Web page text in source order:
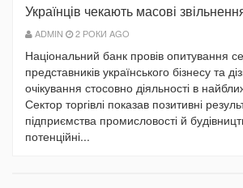
Українців чекають масові
ADMIN 2 РОКИ AGO
Національний банк провів опитування
представників українського бізнесу та
очікування стосовно діяльності в
Сектор торгівлі показав позитивні
підприємства промисловості й
потенційні...